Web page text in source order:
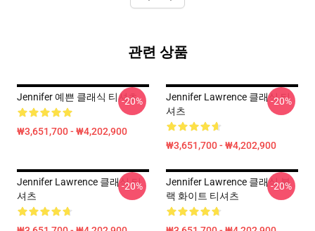
관련 상품
Jennifer 예쁜 클래식 티셔츠
₩3,651,700 - ₩4,202,900
-20%
Jennifer Lawrence 클래식 티
셔츠
₩3,651,700 - ₩4,202,900
-20%
Jennifer Lawrence 클래식 티
셔츠
-20%
Jennifer Lawrence 클래식 블
랙 화이트 티셔츠
-20%